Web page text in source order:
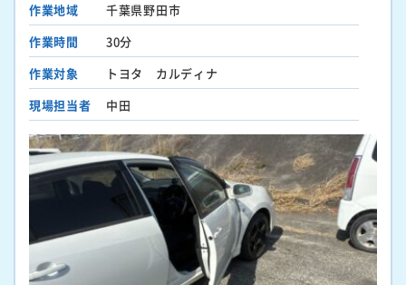
作業地域
千葉県野田市
作業時間
30分
作業対象
トヨタ カルディナ
現場担当者
中田